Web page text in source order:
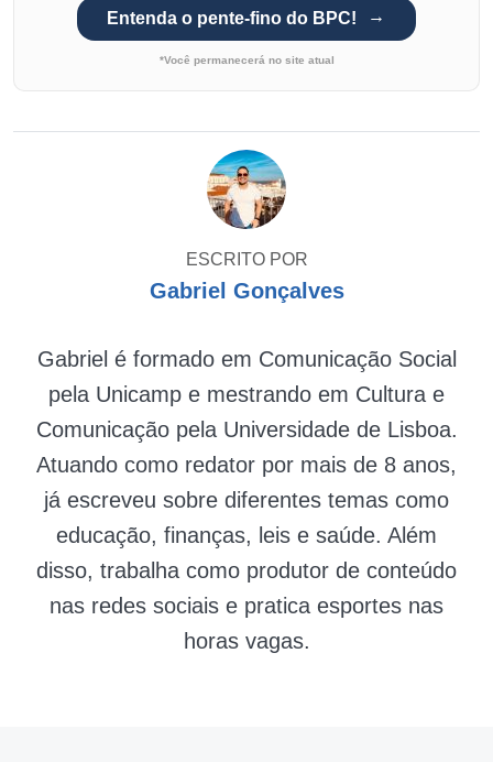
Entenda o pente-fino do BPC!
*Você permanecerá no site atual
ESCRITO POR
Gabriel Gonçalves
Gabriel é formado em Comunicação Social
pela Unicamp e mestrando em Cultura e
Comunicação pela Universidade de Lisboa.
Atuando como redator por mais de 8 anos,
já escreveu sobre diferentes temas como
educação, finanças, leis e saúde. Além
disso, trabalha como produtor de conteúdo
nas redes sociais e pratica esportes nas
horas vagas.